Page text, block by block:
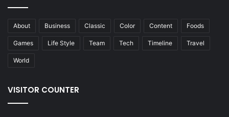
About Business Classic Color Content Foods
Games Life Style Team Tech Timeline Travel
World
VISITOR COUNTER